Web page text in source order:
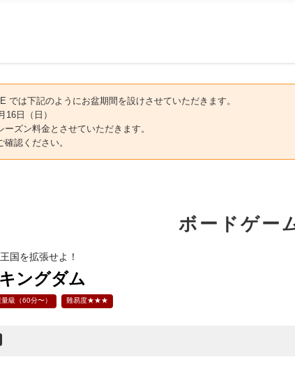
では下記のようにお盆期間を設けさせていただきます。
16日（日）
ーズン料金とさせていただきます。
確認ください。
ボードゲー
国を拡張せよ！
ングダム
級（60分〜） 難易度★★★